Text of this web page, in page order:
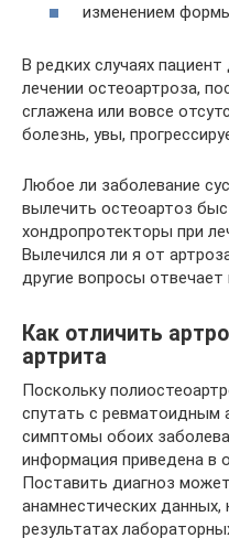
изменением
В редких случаях
лечении остеоартроза,
сглажена или вовсе
болезнь, увы,
Любое ли заболевание
вылечить остеоартоз
хондропротекторы при
Вылечился ли я от
другие вопросы
Как отличить
артрита
Поскольку
спутать с ревматоидным
симптомы обоих
информация приведена в
Поставить диагноз
анамнестических данных,
результатах